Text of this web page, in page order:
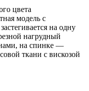
цвета
модель с
на одну
нагрудный
на спинке —
ткани с вискозой